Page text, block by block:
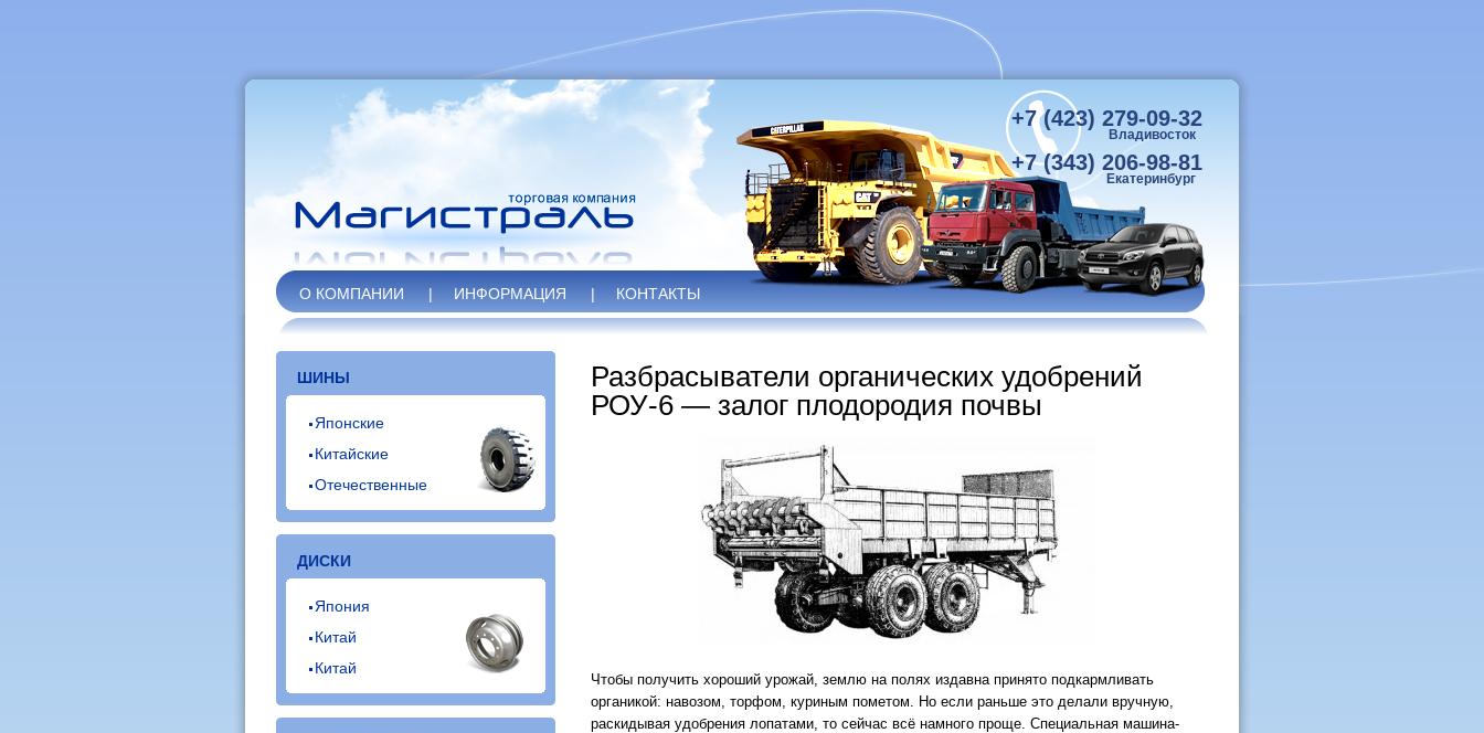
+7 (423) 279-09-32
Владивосток
+7 (343) 206-98-81
Екатеринбург
О КОМПАНИИ | ИНФОРМАЦИЯ | КОНТАКТЫ
ШИНЫ
Японские
Китайские
Отечественные
ДИСКИ
Япония
Китай
Китай
Разбрасыватели органических удобрений
РОУ-6 — залог плодородия почвы
Чтобы получить хороший урожай, землю на полях издавна принято подкармливать
органикой: навозом, торфом, куриным пометом. Но если раньше это делали вручную,
раскидывая удобрения лопатами, то сейчас всё намного проще. Специальная машина-